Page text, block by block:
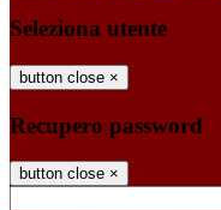
Seleziona utente
button close ×
Recupero password
button close ×